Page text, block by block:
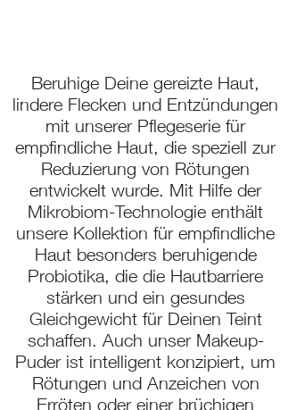
Beruhige Deine gereizte Haut,
lindere Flecken und Entzündungen
mit unserer Pflegeserie für
empfindliche Haut, die speziell zur
Reduzierung von Rötungen
entwickelt wurde. Mit Hilfe der
Mikrobiom-Technologie enthält
unsere Kollektion für empfindliche
Haut besonders beruhigende
Probiotika, die die Hautbarriere
stärken und ein gesundes
Gleichgewicht für Deinen Teint
schaffen. Auch unser Makeup-
Puderist intelligent konzipiert, um
Rötungen und Anzeichen von
Erröten oder einer brüchigen